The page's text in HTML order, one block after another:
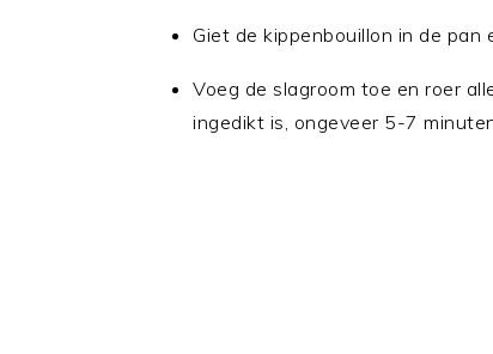
Giet de kippenbouillon in de
Voeg de slagroom toe en roer
ingedikt is, ongeveer 5-7